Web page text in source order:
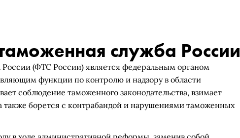
служба России
(ФТС России) является федеральным органом
функции по контролю и надзору в области
соблюдение таможенного законодательства, взимает
борется с контрабандой и нарушениями таможенных